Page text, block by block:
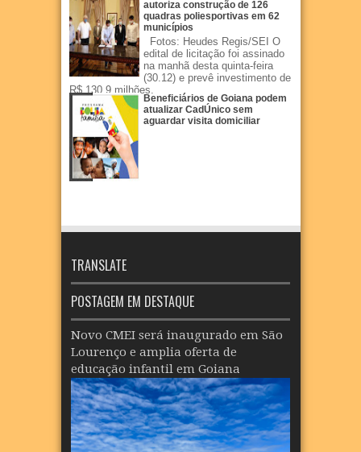
autoriza construção de 126
quadras poliesportivas em 62
municípios
Fotos: Heudes Regis/SEI O
edital de licitação foi assinado
na manhã desta quinta-feira
(30.12) e prevê investimento de
R$ 130,9 milhões.
Beneficiários de Goiana podem
atualizar CadÚnico sem
aguardar visita domiciliar
TRANSLATE
POSTAGEM EM DESTAQUE
Novo CMEI será inaugurado em São
Lourenço e amplia oferta de
educação infantil em Goiana